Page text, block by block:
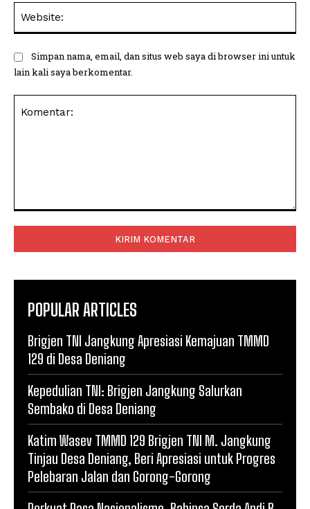
Simpan nama, email, dan situs web saya di browser ini untuk
lain kali saya berkomentar.
POPULAR ARTICLES
Brigjen TNI Jangkung Apresiasi Kemajuan TMMD
129 di Desa Deniang
Kepedulian TNI: Brigjen Jangkung Salurkan
Sembako di Desa Deniang
Katim Wasev TMMD 129 Brigjen TNI M. Jangkung
Tinjau Desa Deniang, Beri Apresiasi untuk Progres
Pelebaran Jalan dan Gorong-Gorong